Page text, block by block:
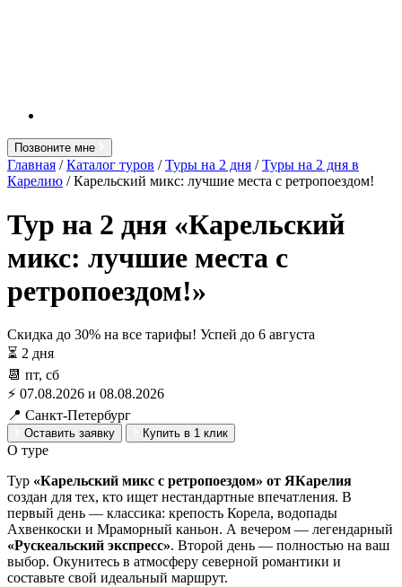
Позвоните мне
Главная /Каталог туров /Туры на 2 дня /Туры на 2 дня в
Карелию / Карельский микс: лучшие места с ретропоездом!
Тур на 2 дня «Карельский
микс: лучшие места с
ретропоездом!»
Скидка до 30% на все тарифы! Успей до 6 августа
⏳ 2 дня
📆 пт, сб
⚡ 07.08.2026 и 08.08.2026
📍 Санкт-Петербург
Оставить заявку Купить в 1 клик
О туре
Тур «Карельский микс с ретропоездом» от ЯКарелия
создан для тех, кто ищет нестандартные впечатления. В
первый день — классика: крепость Корела, водопады
Ахвенкоски и Мраморный каньон. А вечером — легендарный
«Рускеальский экспресс». Второй день — полностью на ваш
выбор. Окунитесь в атмосферу северной романтики и
составьте свой идеальный маршрут.